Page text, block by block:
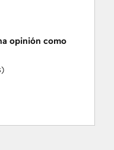
opinión como